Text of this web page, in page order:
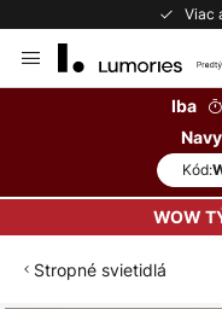
Viac
to
Iba
Kód:
WOW
Stropné svietidlá